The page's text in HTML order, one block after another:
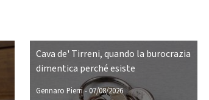
Cava de' Tirreni, quando la burocrazia
dimentica perché esiste
Gennaro Pierri- 07/08/2026